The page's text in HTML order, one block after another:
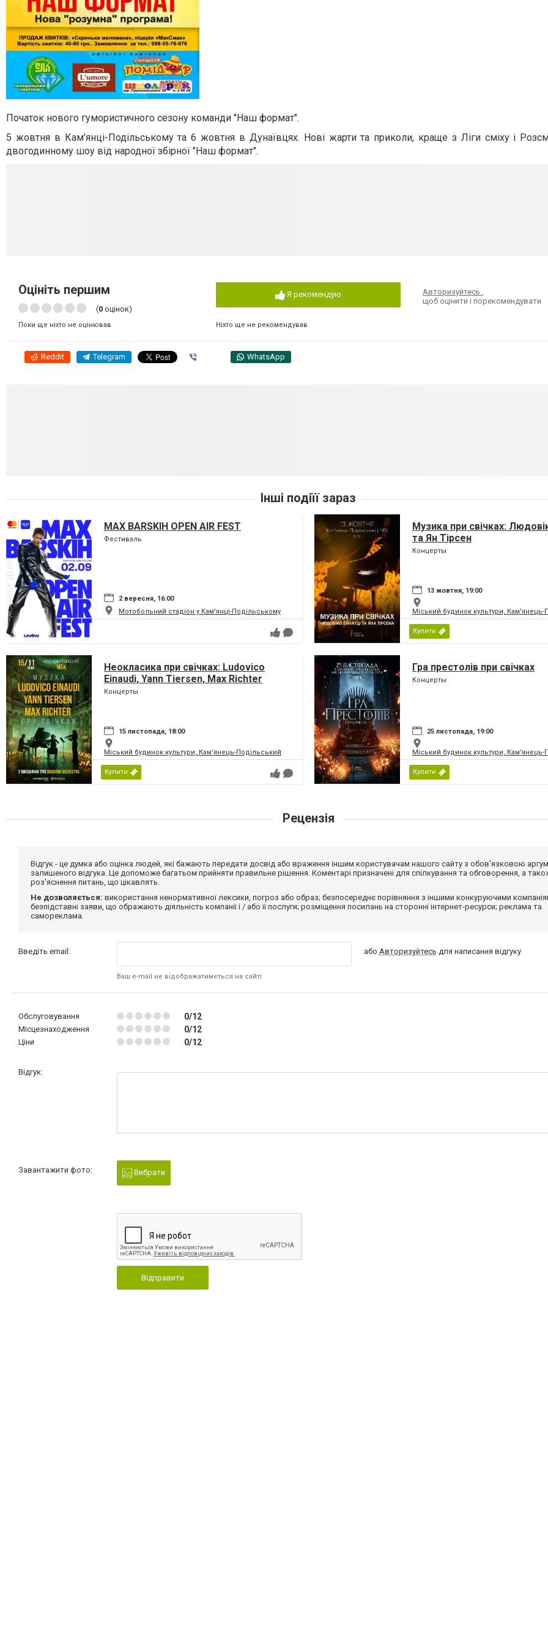
Початок нового гумористичного сезону команди "Наш формат".
5 жовтня в Кам’янці-Подільському та 6 жовтня в Дунаївцях. Нові жарти та приколи, краще з Ліги сміху і
двогодинному шоу від народної збірної "Наш формат".
Оцініть першим
(0 оцінок)
Поки ще ніхто не оцінював
Я рекомендую
Ніхто ще не рекомендував
Авторизуйтесь,
щоб оцінити і порекомендувати
Reddit Telegram WhatsApp
Інші подіїї зараз
MAX BARSKIH OPEN AIR FEST
Фестиваль
2 вересня, 16:00
Мотобольний стадіон у Кам'янці-Подільському
Музика при свічках:
та Ян Тірсен
Концерты
13 жовтня, 19:00
Міський будинок культури, Кам'янець-
Купити
Неокласика при свічках: Ludovico
Einaudi, Yann Tiersen, Max Richter
Концерты
15 листопада, 18:00
Міський будинок культури, Кам'янець-Подільський
Купити
Гра престолів при свічках
Концерты
25 листопада, 19:00
Міський будинок культури, Кам'янець-
Купити
Рецензія
Відгук - це думка або оцінка людей, які бажають передати досвід або враження іншим користувачам нашого сайту з обов'язковою
залишеного відгука. Це допоможе багатьом прийняти правильне рішення. Коментарі призначені для спілкування та обговорення, а
роз'яснення питань, що цікавлять.
Не дозволяється: використання ненормативної лексики, погроз або образ; безпосереднє порівняння з іншими конкуруючими
безпідставні заяви, що ображають діяльність компанії і / або її послуги; розміщення посилань на сторонні інтернет-ресурси; реклама та
самореклама.
Введіть email:
Ваш e-mail не відображатиметься на сайті
або Авторизуйтесь для написання відгуку
Обслуговування 0/12
Місцезнаходження 0/12
Ціни 0/12
Відгук:
Завантажити фото: Вибрати
Відправити